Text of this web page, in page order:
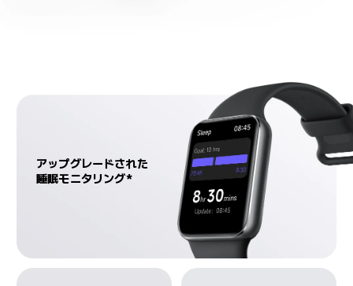
アップグレードされた
睡眠モニタリング*